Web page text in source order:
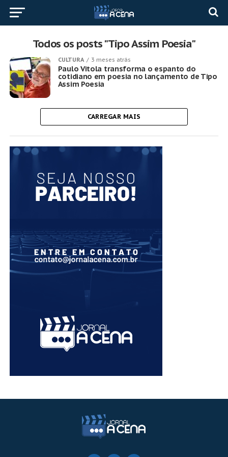
Todos os posts "Tipo Assim Poesia"
CULTURA 3 meses atrás
Paulo Vitola transforma o espanto do
cotidiano em poesia no lançamento de Tipo
Assim Poesia
CARREGAR MAIS